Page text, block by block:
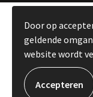
©
Door op
geldende
website wordt